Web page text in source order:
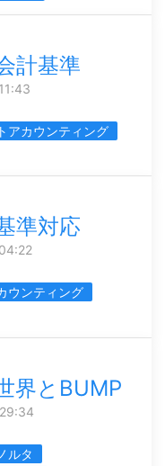
計基準
アカウンティング
準対応
ウンティング
界とBUMP
ルタ